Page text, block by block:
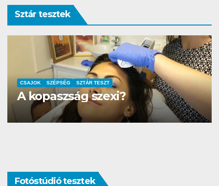
Sztár tesztek
AUTÓ-MOTOR SZTÁR TESZT
DS3 és Zanzibár Rita
Fotóstúdió tesztek